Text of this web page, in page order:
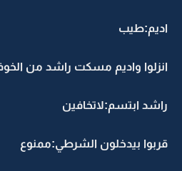
اديم:طيب
انزلوا واديم مسكت راشد من
راشد ابتسم:لاتخافين
قربوا بيدخلون الشرطي:ممنوع